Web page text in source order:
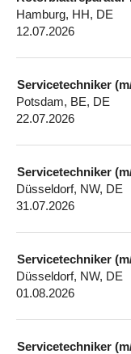
Hamburg, HH, DE
12.07.2026
Servicetechniker
Potsdam, BE, DE
22.07.2026
Servicetechniker
Düsseldorf, NW, DE
31.07.2026
Servicetechniker
Düsseldorf, NW, DE
01.08.2026
Servicetechniker